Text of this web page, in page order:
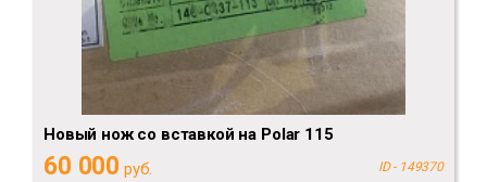
Новый нож со вставкой на Polar 115
60 000 руб. ID - 149370